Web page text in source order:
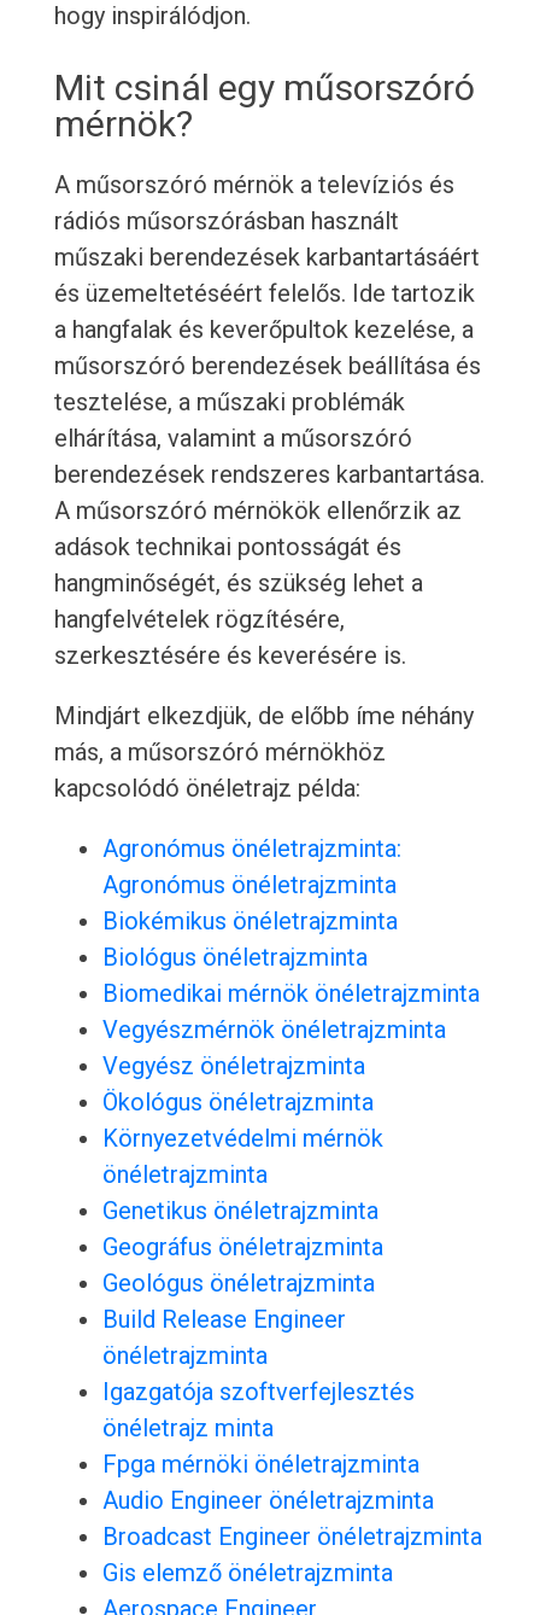
hogy inspirálódjon.
Mit csinál egy műsorszóró
mérnök?
A műsorszóró mérnök a televíziós és
rádiós műsorszórásban használt
műszaki berendezések karbantartásáért
és üzemeltetéséért felelős. Ide tartozik
a hangfalak és keverőpultok kezelése, a
műsorszóró berendezések beállítása és
tesztelése, a műszaki problémák
elhárítása, valamint a műsorszóró
berendezések rendszeres karbantartása.
A műsorszóró mérnökök ellenőrzik az
adások technikai pontosságát és
hangminőségét, és szükség lehet a
hangfelvételek rögzítésére,
szerkesztésére és keverésére is.
Mindjárt elkezdjük, de előbb íme néhány
más, a műsorszóró mérnökhöz
kapcsolódó önéletrajz példa:
Agronómus önéletrajzminta:
Agronómus önéletrajzminta
Biokémikus önéletrajzminta
Biológus önéletrajzminta
Biomedikai mérnök önéletrajzminta
Vegyészmérnök önéletrajzminta
Vegyész önéletrajzminta
Ökológus önéletrajzminta
Környezetvédelmi mérnök
önéletrajzminta
Genetikus önéletrajzminta
Geográfus önéletrajzminta
Geológus önéletrajzminta
Build Release Engineer
önéletrajzminta
Igazgatója szoftverfejlesztés
önéletrajz minta
Fpga mérnöki önéletrajzminta
Audio Engineer önéletrajzminta
Broadcast Engineer önéletrajzminta
Gis elemző önéletrajzminta
Aerospace Engineer